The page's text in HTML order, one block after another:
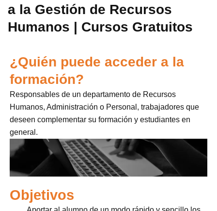
a la Gestión de Recursos
Humanos | Cursos Gratuitos
¿Quién puede acceder a la
formación?
Responsables de un departamento de Recursos
Humanos, Administración o Personal, trabajadores que
deseen complementar su formación y estudiantes en
general.
Objetivos